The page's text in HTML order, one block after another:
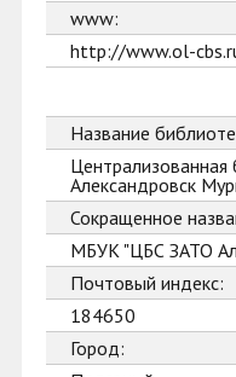
www:
http://www.ol-
Название
Александровск
Сокращенное
МБУК "ЦБС ЗАТО
Почтовый индекс:
184650
Город: